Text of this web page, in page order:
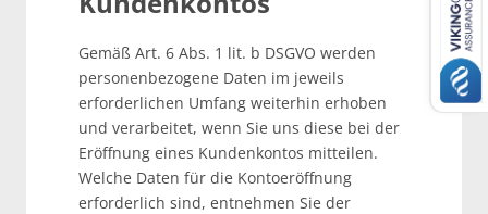
Gemäß Art. 6 Abs. 1 lit. b DSGVO werden
personenbezogene Daten im jeweils
erforderlichen Umfang weiterhin erhoben
und verarbeitet, wenn Sie uns diese bei der
Eröffnung eines Kundenkontos mitteilen.
Welche Daten für die Kontoeröffnung
erforderlich sind, entnehmen Sie der